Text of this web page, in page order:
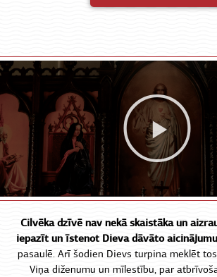
Cilvēka dzīvē nav nekā skaistāka un
iepazīt un īstenot Dieva dāvāto
pasaulē. Arī šodien Dievs turpina meklēt
Viņa diženumu un mīlestību, par